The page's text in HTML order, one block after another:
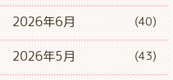
2026年6月 (40)
2026年5月 (43)